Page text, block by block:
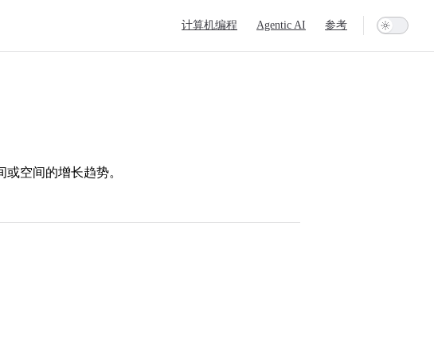
计算机编程 Agentic AI 参考
空间的增长趋势。